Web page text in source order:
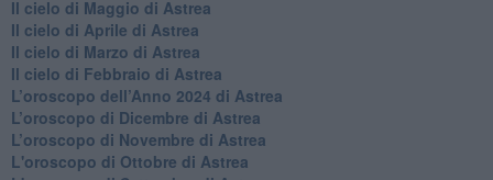
Il cielo di Maggio di Astrea
Il cielo di Aprile di Astrea
​Il cielo di Marzo di Astrea
​Il cielo di Febbraio di Astrea
​L’oroscopo dell’Anno 2024 di Astrea
​L’oroscopo di Dicembre di Astrea
​L’oroscopo di Novembre di Astrea
L'oroscopo di Ottobre di Astrea